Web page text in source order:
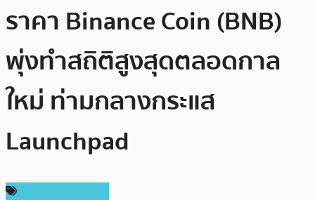
ราคา Binance Coin (BNB)
พุ่งทำสถิติสูงสุดตลอดกาล
ใหม่ ท่ามกลางกระแส
Launchpad